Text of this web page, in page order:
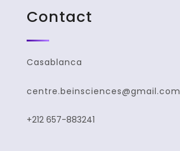
Contact
Casablanca
centre.beinsciences@gmail.com
+212 657-883241